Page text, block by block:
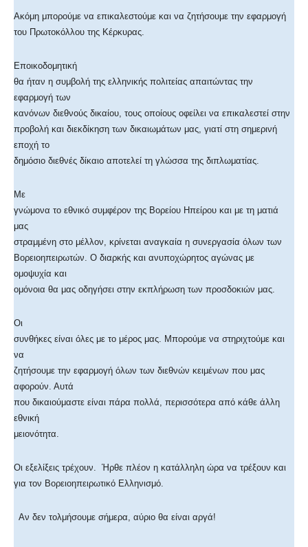
Ακόμη μπορούμε να επικαλεστούμε και να ζητήσουμε την εφαρμογή
του Πρωτοκόλλου της Κέρκυρας.
Εποικοδομητική
θα ήταν η συμβολή της ελληνικής πολιτείας απαιτώντας την
εφαρμογή των
κανόνων διεθνούς δικαίου, τους οποίους οφείλει να επικαλεστεί στην
προβολή και διεκδίκηση των δικαιωμάτων μας, γιατί στη σημερινή
εποχή το
δημόσιο διεθνές δίκαιο αποτελεί τη γλώσσα της διπλωματίας.
Με
γνώμονα το εθνικό συμφέρον της Βορείου Ηπείρου και με τη ματιά
μας
στραμμένη στο μέλλον, κρίνεται αναγκαία η συνεργασία όλων των
Βορειοηπειρωτών. Ο διαρκής και ανυποχώρητος αγώνας με
ομοψυχία και
ομόνοια θα μας οδηγήσει στην εκπλήρωση των προσδοκιών μας.
Οι
συνθήκες είναι όλες με το μέρος μας. Μπορούμε να στηριχτούμε και
να
ζητήσουμε την εφαρμογή όλων των διεθνών κειμένων που μας
αφορούν. Αυτά
που δικαιούμαστε είναι πάρα πολλά, περισσότερα από κάθε άλλη
εθνική
μειονότητα.
Οι εξελίξεις τρέχουν. Ήρθε πλέον η κατάλληλη ώρα να τρέξουν και
για τον Βορειοηπειρωτικό Ελληνισμό.
Αν δεν τολμήσουμε σήμερα, αύριο θα είναι αργά!